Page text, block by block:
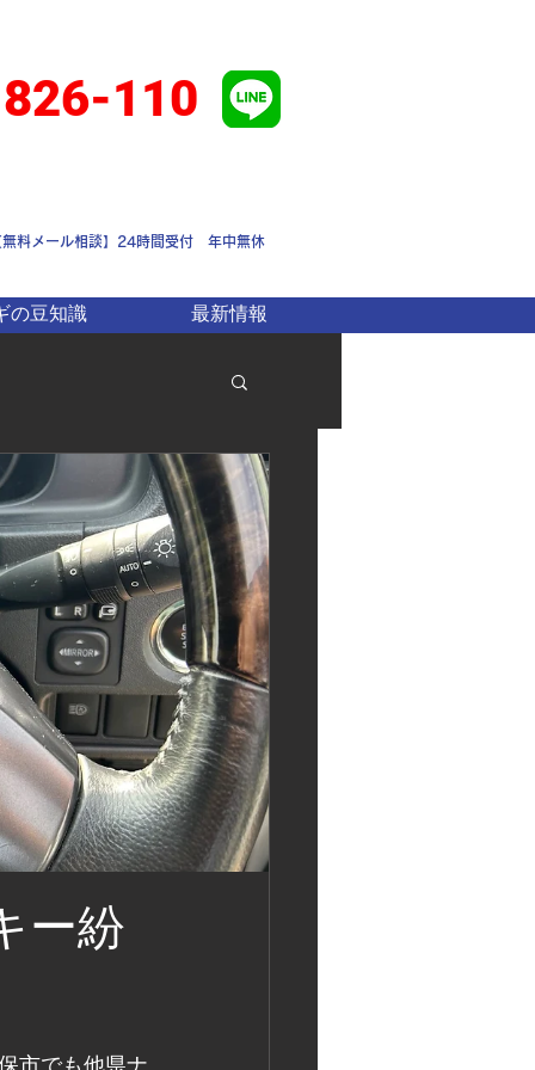
110
無料メール相談】24時間受付 年中無休
の豆知識 最新情報
ー紛
市でも他県ナ